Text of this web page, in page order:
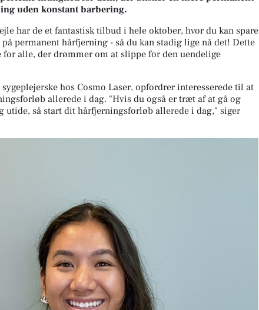
uden konstant barbering.
har de et fantastisk tilbud i hele oktober, hvor du kan spare
permanent hårfjerning - så du kan stadig lige nå det! Dette
for alle, der drømmer om at slippe for den uendelige
hos Cosmo Laser, opfordrer interesserede til at
allerede i dag. "Hvis du også er træt af at gå og
utide, så start dit hårfjerningsforløb allerede i dag," siger